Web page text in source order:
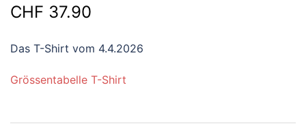
CHF 37.90
Das T-Shirt vom 4.4.2026
Grössentabelle T-Shirt